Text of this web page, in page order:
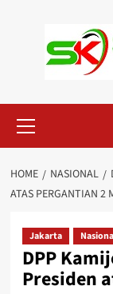
Menu
HOME NASIONAL
ATAS PERGANTIAN 2
Jakarta
DPP
Presiden